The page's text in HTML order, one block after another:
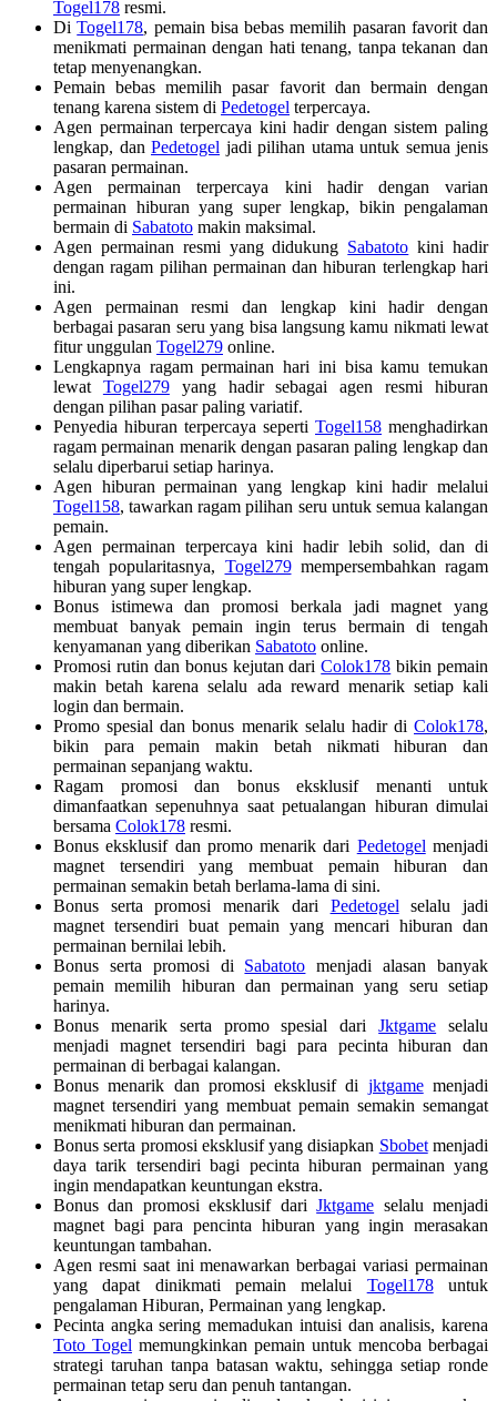
Togel178 resmi.
DiTogel178, pemain bisa bebas memilih pasaran favorit dan
menikmati permainan dengan hati tenang, tanpa tekanan dan
tetap menyenangkan.
Pemain bebas memilih pasar favorit dan bermain dengan
tenang karena sistem di Pedetogel terpercaya.
Agen permainan terpercaya kini hadir dengan sistem paling
lengkap, dan Pedetogel jadi pilihan utama untuk semua jenis
pasaran permainan.
Agen permainan terpercaya kini hadir dengan varian
permainan hiburan yang super lengkap, bikin pengalaman
bermain di Sabatoto makin maksimal.
Agen permainan resmi yang didukung Sabatoto kini hadir
dengan ragam pilihan permainan dan hiburan terlengkap hari
ini.
Agen permainan resmi dan lengkap kini hadir dengan
berbagai pasaran seru yang bisa langsung kamu nikmati lewat
fitur unggulan Togel279 online.
Lengkapnya ragam permainan hari ini bisa kamu temukan
lewat Togel279yang hadir sebagai agen resmi hiburan
dengan pilihan pasar paling variatif.
Penyedia hiburan terpercaya seperti Togel158 menghadirkan
ragam permainan menarik dengan pasaran paling lengkap dan
selalu diperbarui setiap harinya.
Agen hiburan permainan yang lengkap kini hadir melalui
Togel158, tawarkan ragam pilihan seru untuk semua kalangan
pemain.
Agen permainan terpercaya kini hadir lebih solid, dan di
tengah popularitasnya, Togel279mempersembahkan ragam
hiburan yang super lengkap.
Bonus istimewa dan promosi berkala jadi magnet yang
membuat banyak pemain ingin terus bermain di tengah
kenyamanan yang diberikan Sabatoto online.
Promosi rutin dan bonus kejutan dariColok178 bikin pemain
makin betah karena selalu ada reward menarik setiap kali
login dan bermain.
Promo spesial dan bonus menarik selalu hadir di Colok178,
bikin para pemain makin betah nikmati hiburan dan
permainan sepanjang waktu.
Ragam promosi dan bonus eksklusif menanti untuk
dimanfaatkan sepenuhnya saat petualangan hiburan dimulai
bersama Colok178 resmi.
Bonus eksklusif dan promo menarik dari Pedetogel menjadi
magnet tersendiri yang membuat pemain hiburan dan
permainan semakin betah berlama-lama di sini.
Bonus serta promosi menarik dari Pedetogel selalu jadi
magnet tersendiri buat pemain yang mencari hiburan dan
permainan bernilai lebih.
Bonus serta promosi di Sabatoto menjadi alasan banyak
pemain memilih hiburan dan permainan yang seru setiap
harinya.
Bonus menarik serta promo spesial dariJktgame selalu
menjadi magnet tersendiri bagi para pecinta hiburan dan
permainan di berbagai kalangan.
Bonus menarik dan promosi eksklusif di jktgamemenjadi
magnet tersendiri yang membuat pemain semakin semangat
menikmati hiburan dan permainan.
Bonus serta promosi eksklusif yang disiapkan Sbobetmenjadi
daya tarik tersendiri bagi pecinta hiburan permainan yang
ingin mendapatkan keuntungan ekstra.
Bonus dan promosi eksklusif dariJktgame selalu menjadi
magnet bagi para pencinta hiburan yang ingin merasakan
keuntungan tambahan.
Agen resmi saat ini menawarkan berbagai variasi permainan
yang dapat dinikmati pemain melalui Togel178untuk
pengalaman Hiburan, Permainan yang lengkap.
Pecinta angka sering memadukan intuisi dan analisis, karena
Toto Togel memungkinkan pemain untuk mencoba berbagai
strategi taruhan tanpa batasan waktu, sehingga setiap ronde
permainan tetap seru dan penuh tantangan.